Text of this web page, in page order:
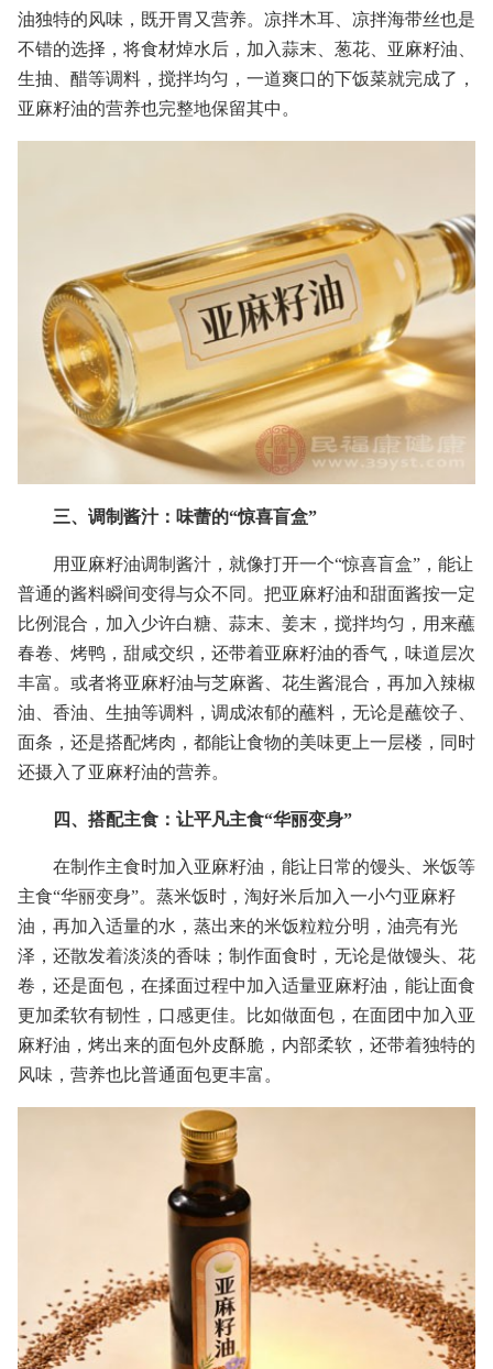
油独特的风味，既开胃又营养。凉拌木耳、凉拌海带丝也是
不错的选择，将食材焯水后，加入蒜末、葱花、亚麻籽油、
生抽、醋等调料，搅拌均匀，一道爽口的下饭菜就完成了，
亚麻籽油的营养也完整地保留其中。
三、调制酱汁：味蕾的“惊喜盲盒”
用亚麻籽油调制酱汁，就像打开一个“惊喜盲盒”，能让
普通的酱料瞬间变得与众不同。把亚麻籽油和甜面酱按一定
比例混合，加入少许白糖、蒜末、姜末，搅拌均匀，用来蘸
春卷、烤鸭，甜咸交织，还带着亚麻籽油的香气，味道层次
丰富。或者将亚麻籽油与芝麻酱、花生酱混合，再加入辣椒
油、香油、生抽等调料，调成浓郁的蘸料，无论是蘸饺子、
面条，还是搭配烤肉，都能让食物的美味更上一层楼，同时
还摄入了亚麻籽油的营养。
四、搭配主食：让平凡主食“华丽变身”
在制作主食时加入亚麻籽油，能让日常的馒头、米饭等
主食“华丽变身”。蒸米饭时，淘好米后加入一小勺亚麻籽
油，再加入适量的水，蒸出来的米饭粒粒分明，油亮有光
泽，还散发着淡淡的香味；制作面食时，无论是做馒头、花
卷，还是面包，在揉面过程中加入适量亚麻籽油，能让面食
更加柔软有韧性，口感更佳。比如做面包，在面团中加入亚
麻籽油，烤出来的面包外皮酥脆，内部柔软，还带着独特的
风味，营养也比普通面包更丰富。